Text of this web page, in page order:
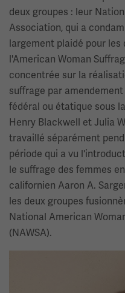
deux groupes : leur
Association, qui a
largement plaidé pour
l'American Woman
concentrée sur la
suffrage par
fédéral ou étatique sous
Henry Blackwell et Julia
travaillé séparément
période qui a vu
le suffrage des femmes
californien Aaron A.
les deux groupes
National American
(NAWSA).